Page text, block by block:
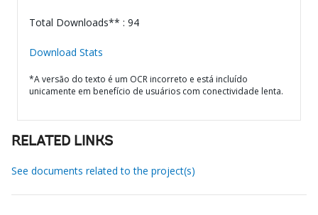
Total Downloads** : 94
Download Stats
*A versão do texto é um OCR incorreto e está incluído
unicamente em benefício de usuários com conectividade lenta.
RELATED LINKS
See documents related to the project(s)